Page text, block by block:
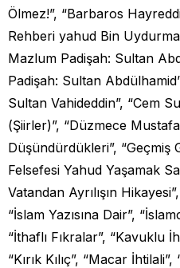
Ölmez!”, “Barbaros
Rehberi yahud Bin
Mazlum Padişah: Sultan
Padişah: Sultan
Sultan Vahideddin”, “Cem
(Şiirler)”, “Düzmece
Düşündürdükleri”, “Geçmiş
Felsefesi Yahud Yaşamak
Vatandan Ayrılışın
“İslam Yazısına Dair”,
“İthaflı Fıkralar”, “Kavuklu
“Kırık Kılıç”, “Macar